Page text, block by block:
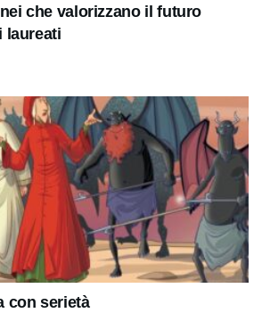
che valorizzano il futuro
laureati
con serietà